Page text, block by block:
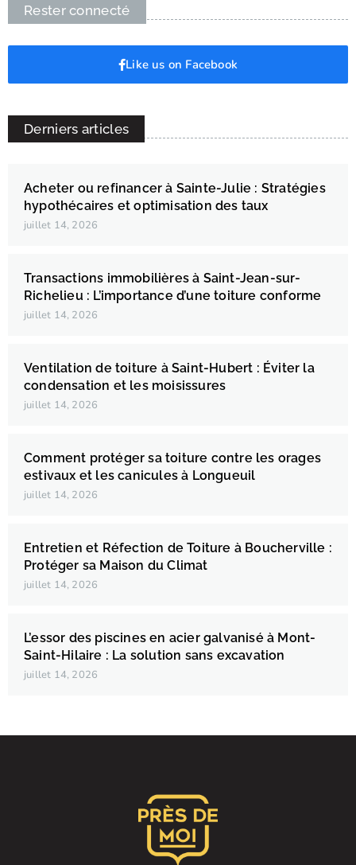
Rester connecté
Like us on Facebook
Derniers articles
Acheter ou refinancer à Sainte-Julie : Stratégies
hypothécaires et optimisation des taux
juillet 14, 2026
Transactions immobilières à Saint-Jean-sur-
Richelieu : L’importance d’une toiture conforme
juillet 14, 2026
Ventilation de toiture à Saint-Hubert : Éviter la
condensation et les moisissures
juillet 14, 2026
Comment protéger sa toiture contre les orages
estivaux et les canicules à Longueuil
juillet 14, 2026
Entretien et Réfection de Toiture à Boucherville :
Protéger sa Maison du Climat
juillet 14, 2026
L’essor des piscines en acier galvanisé à Mont-
Saint-Hilaire : La solution sans excavation
juillet 14, 2026